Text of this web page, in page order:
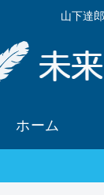
山下達
ホーム